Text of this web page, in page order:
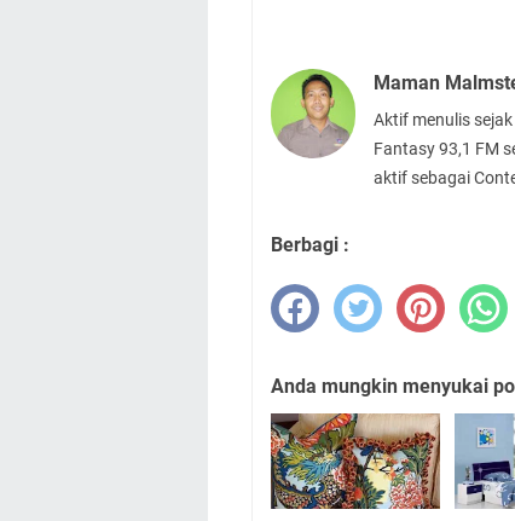
Maman
Aktif menulis
Fantasy 93,1 FM
aktif sebagai
Berbagi :
Anda mungkin menyukai